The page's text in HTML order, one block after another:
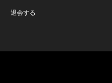
退会する